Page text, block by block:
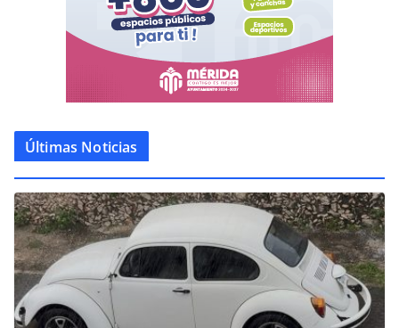
Últimas Noticias